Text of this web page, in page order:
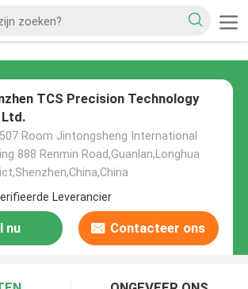
TCS Precision Technology
Ltd.
Room Jintongsheng International
888 Renmin Road,Guanlan,Longhua
Leverancier
nu Contacteer ons